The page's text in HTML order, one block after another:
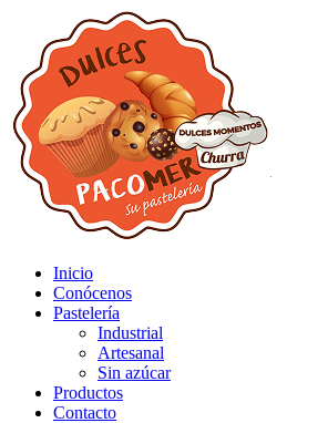
Inicio
Conócenos
Pastelería
Industrial
Artesanal
Sin azúcar
Productos
Contacto